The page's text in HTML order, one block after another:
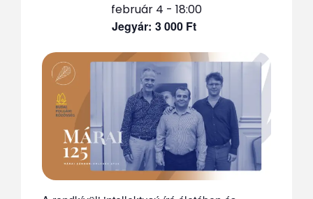
február 4 - 18:00
3 000 Ft